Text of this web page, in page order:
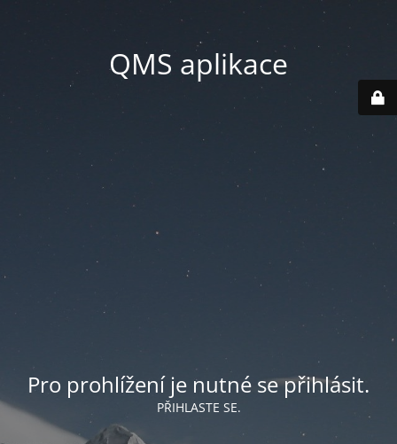
QMS aplikace
Pro prohlížení je nutné se přihlásit.
PŘIHLASTE SE.